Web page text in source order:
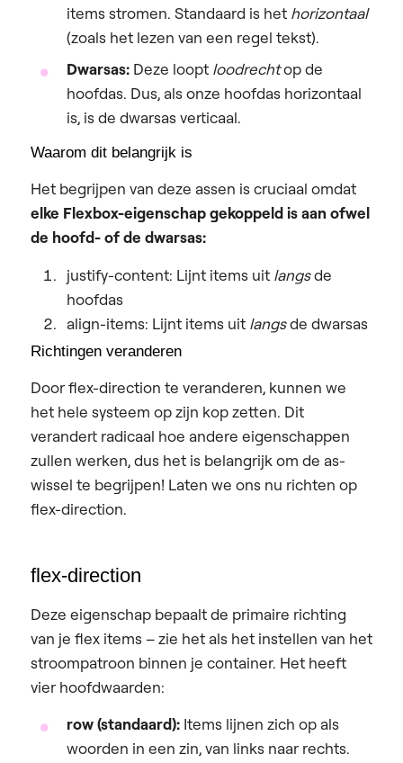
items stromen. Standaard is het horizontaal
(zoals het lezen van een regel tekst).
Dwarsas: Deze loopt loodrechtop de
hoofdas. Dus, als onze hoofdas horizontaal
is, is de dwarsas verticaal.
Waarom dit belangrijk is
Het begrijpen van deze assen is cruciaal omdat
elke Flexbox-eigenschap gekoppeld is aan ofwel
de hoofd- of de dwarsas:
justify-content: Lijnt items uit langsde
hoofdas
align-items: Lijnt items uit langsde dwarsas
Richtingen veranderen
Door flex-direction te veranderen, kunnen we
het hele systeem op zijn kop zetten. Dit
verandert radicaal hoe andere eigenschappen
zullen werken, dus het is belangrijk om de as-
wissel te begrijpen! Laten we ons nu richten op
flex-direction.
flex-direction
Deze eigenschap bepaalt de primaire richting
van je flex items – zie het als het instellen van het
stroompatroon binnen je container. Het heeft
vier hoofdwaarden:
row (standaard): Items lijnen zich op als
woorden in een zin, van links naar rechts.